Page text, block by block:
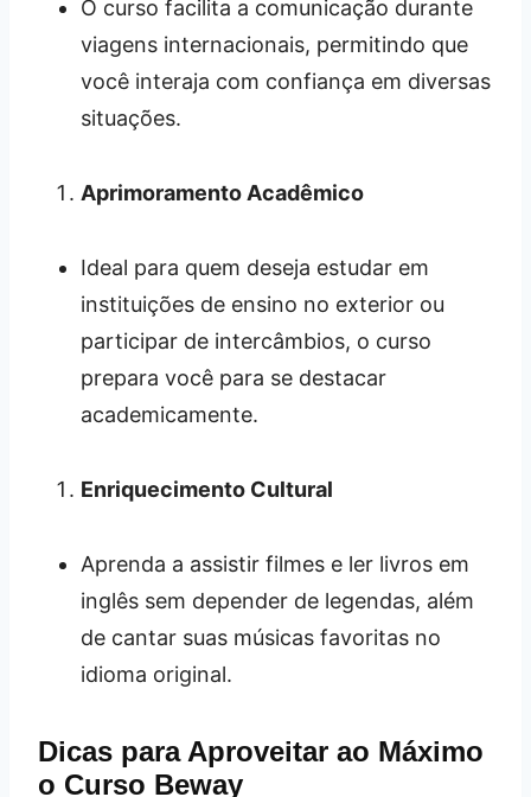
O curso facilita a comunicação durante
viagens internacionais, permitindo que
você interaja com confiança em diversas
situações.
Aprimoramento Acadêmico
Ideal para quem deseja estudar em
instituições de ensino no exterior ou
participar de intercâmbios, o curso
prepara você para se destacar
academicamente.
Enriquecimento Cultural
Aprenda a assistir filmes e ler livros em
inglês sem depender de legendas, além
de cantar suas músicas favoritas no
idioma original.
Dicas para Aproveitar ao Máximo
o Curso Beway